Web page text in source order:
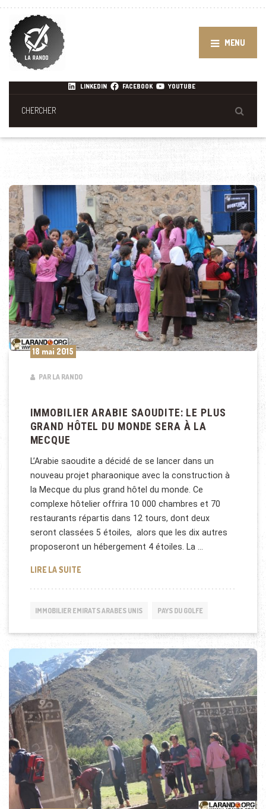
MENU
LINKEDIN FACEBOOK YOUTUBE
18 mai 2015
PAR LA RANDO
IMMOBILIER ARABIE SAOUDITE: LE PLUS
GRAND HÔTEL DU MONDE SERA À LA
MECQUE
L’Arabie saoudite a décidé de se lancer dans un
nouveau projet pharaonique avec la construction à
la Mecque du plus grand hôtel du monde. Ce
complexe hôtelier offrira 10 000 chambres et 70
restaurants répartis dans 12 tours, dont deux
seront classées 5 étoiles, alors que les dix autres
proposeront un hébergement 4 étoiles. La …
LIRE LA SUITEIMMOBILIER ARABIE SAOUDITE: LE PLUS GRAND
IMMOBILIER EMIRATS ARABES UNIS PAYS DU GOLFE